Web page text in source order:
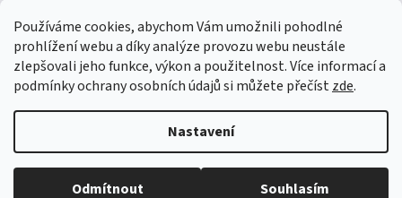
Používáme cookies, abychom Vám umožnili pohodlné
prohlížení webu a díky analýze provozu webu neustále
zlepšovali jeho funkce, výkon a použitelnost. Více informací a
podmínky ochrany osobních údajů si můžete přečístzde.
Nastavení
Odmítnout Souhlasím
Vážení zákazníci, nabízené zboží pochází ze zahraniční
distribuce, a až na výjimky neobsahuje český dabing ani
CD-Soundtrack.cz CD-hudba.cz
Vytvořil Shoptet
Copyright 2026EN-filmy.cz. Všechna práva vyhrazena.Upravit